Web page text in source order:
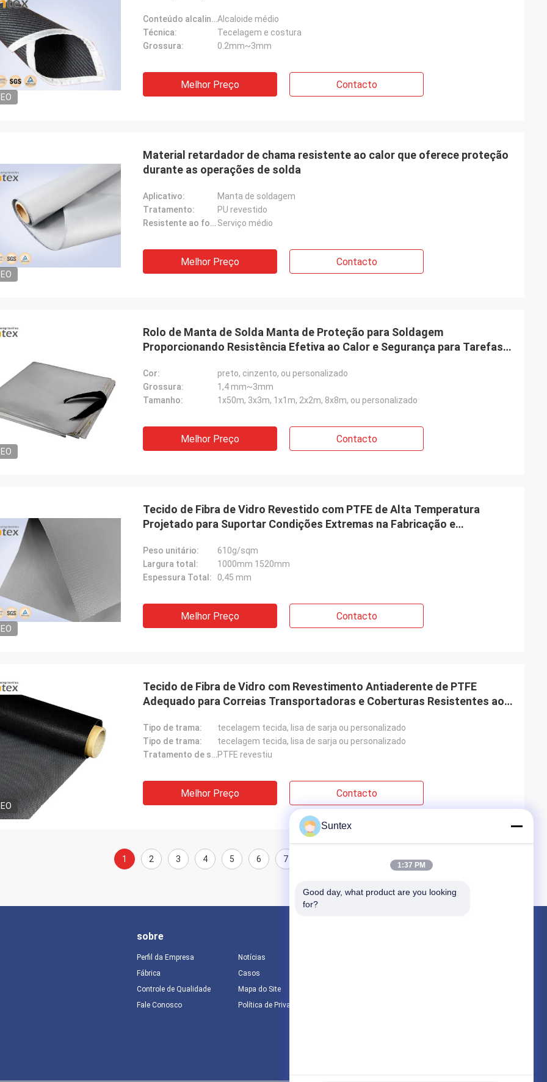
Conteúdo alcalino:Alcaloide médio
Técnica:
Tecelagem e costura
Grossura:
0.2mm~3mm
Melhor Preço Contacto
Material retardador de chama resistente ao calor que oferece proteção
durante as operações de solda
Aplicativo:
Manta de soldagem
Tratamento:
PU revestido
Resistente ao fogo: Serviço médio
Melhor Preço Contacto
Rolo de Manta de Solda Manta de Proteção para Soldagem
Proporcionando Resistência Efetiva ao Calor e Segurança para Tarefas
Cor:
preto, cinzento, ou personalizado
Grossura:
1,4 mm~3mm
Tamanho:
1x50m, 3x3m, 1x1m, 2x2m, 8x8m, ou personalizado
Melhor Preço Contacto
Tecido de Fibra de Vidro Revestido com PTFE de Alta Temperatura
Projetado para Suportar Condições Extremas na Fabricação e
Peso unitário:
610g/sqm
Largura total:
1000mm 1520mm
Espessura Total:
0,45 mm
Melhor Preço Contacto
Tecido de Fibra de Vidro com Revestimento Antiaderente de PTFE
Adequado para Correias Transportadoras e Coberturas Resistentes ao
Tipo de trama:
tecelagem tecida, lisa de sarja ou personalizado
Tipo de trama:
tecelagem tecida, lisa de sarja ou personalizado
Tratamento de superfície:PTFE revestiu
Melhor Preço Contacto
1 2 3 4 5 6 7
sobre
Perfil da Empresa
Fábrica
Controle de Qualidade
Fale Conosco
Notícias
Casos
Mapa do Site
Política de Privacidade
Suntex
1:37 PM
Good day, what product are you looking
for?